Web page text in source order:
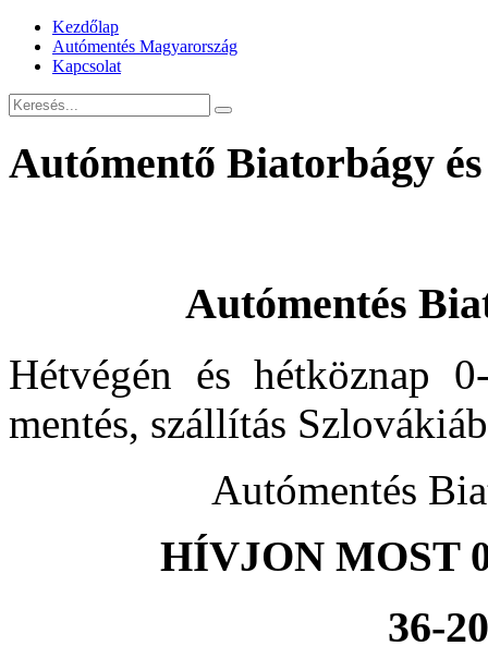
Kezdőlap
Autómentés Magyarország
Kapcsolat
Autómentő Biatorbágy
Autómentés
Hétvégén és hétköznap
mentés, szállítás
Autómentés
HÍVJON MOST
36-